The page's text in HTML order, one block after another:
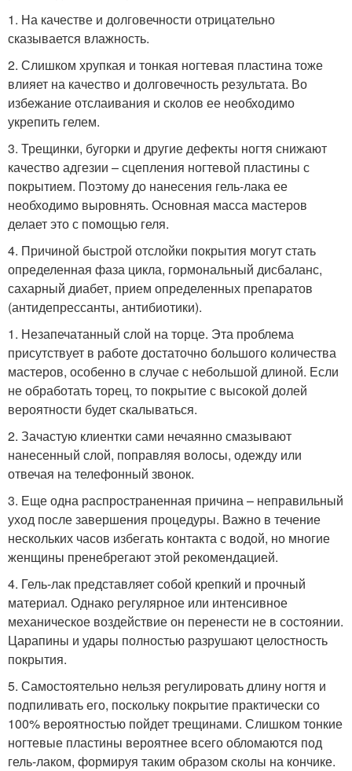
1. На качестве и долговечности отрицательно
сказывается влажность.
2. Слишком хрупкая и тонкая ногтевая пластина тоже
влияет на качество и долговечность результата. Во
избежание отслаивания и сколов ее необходимо
укрепить гелем.
3. Трещинки, бугорки и другие дефекты ногтя снижают
качество адгезии – сцепления ногтевой пластины с
покрытием. Поэтому до нанесения гель-лака ее
необходимо выровнять. Основная масса мастеров
делает это с помощью геля.
4. Причиной быстрой отслойки покрытия могут стать
определенная фаза цикла, гормональный дисбаланс,
сахарный диабет, прием определенных препаратов
(антидепрессанты, антибиотики).
1. Незапечатанный слой на торце. Эта проблема
присутствует в работе достаточно большого количества
мастеров, особенно в случае с небольшой длиной. Если
не обработать торец, то покрытие с высокой долей
вероятности будет скалываться.
2. Зачастую клиентки сами нечаянно смазывают
нанесенный слой, поправляя волосы, одежду или
отвечая на телефонный звонок.
3. Еще одна распространенная причина – неправильный
уход после завершения процедуры. Важно в течение
нескольких часов избегать контакта с водой, но многие
женщины пренебрегают этой рекомендацией.
4. Гель-лак представляет собой крепкий и прочный
материал. Однако регулярное или интенсивное
механическое воздействие он перенести не в состоянии.
Царапины и удары полностью разрушают целостность
покрытия.
5. Самостоятельно нельзя регулировать длину ногтя и
подпиливать его, поскольку покрытие практически со
100% вероятностью пойдет трещинами. Слишком тонкие
ногтевые пластины вероятнее всего обломаются под
гель-лаком, формируя таким образом сколы на кончике.